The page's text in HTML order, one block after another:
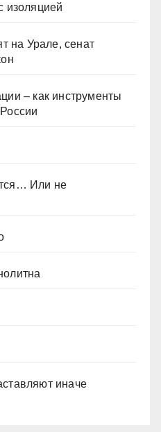
изоляцией
на Урале, сенат
– как инструменты
Или не
иначе